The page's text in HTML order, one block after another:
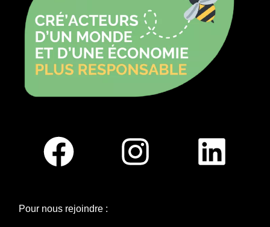
Pour nous rejoindre :